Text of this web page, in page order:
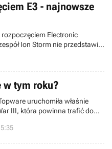
E3 - najnowsze
Electronic
Ion Storm nie przedstawi
to że jeszcze poczekamy na
w tym roku?
uruchomiła właśnie
III, która powinna trafić do
tytuł rzuci nas w sam
NATO, Irakiem i Rosją